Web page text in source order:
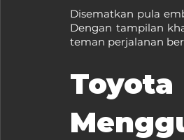
Disematkan pula
Dengan tampilan
teman perjalanan